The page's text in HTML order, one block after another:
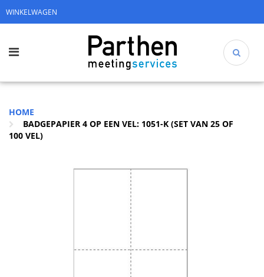
WINKELWAGEN
HOME
BADGEPAPIER 4 OP EEN VEL: 1051-K (SET VAN 25 OF
100 VEL)